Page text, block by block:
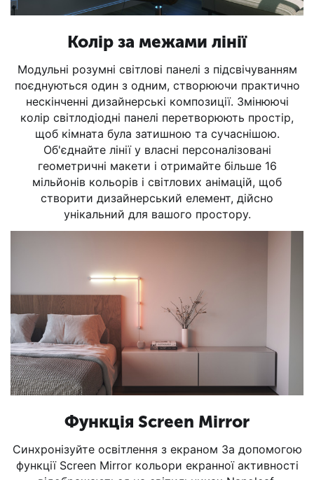
Колір за межами лінії
Модульні розумні світлові панелі з підсвічуванням
поєднуються один з одним, створюючи практично
нескінченні дизайнерські композиції. Змінюючі
колір світлодіодні панелі перетворюють простір,
щоб кімната була затишною та сучаснішою.
Об'єднайте лінії у власні персоналізовані
геометричні макети і отримайте більше 16
мільйонів кольорів і світлових анімацій, щоб
створити дизайнерський елемент, дійсно
унікальний для вашого простору.
Функція Screen Mirror
Синхронізуйте освітлення з екраном За допомогою
функції Screen Mirror кольори екранної активності